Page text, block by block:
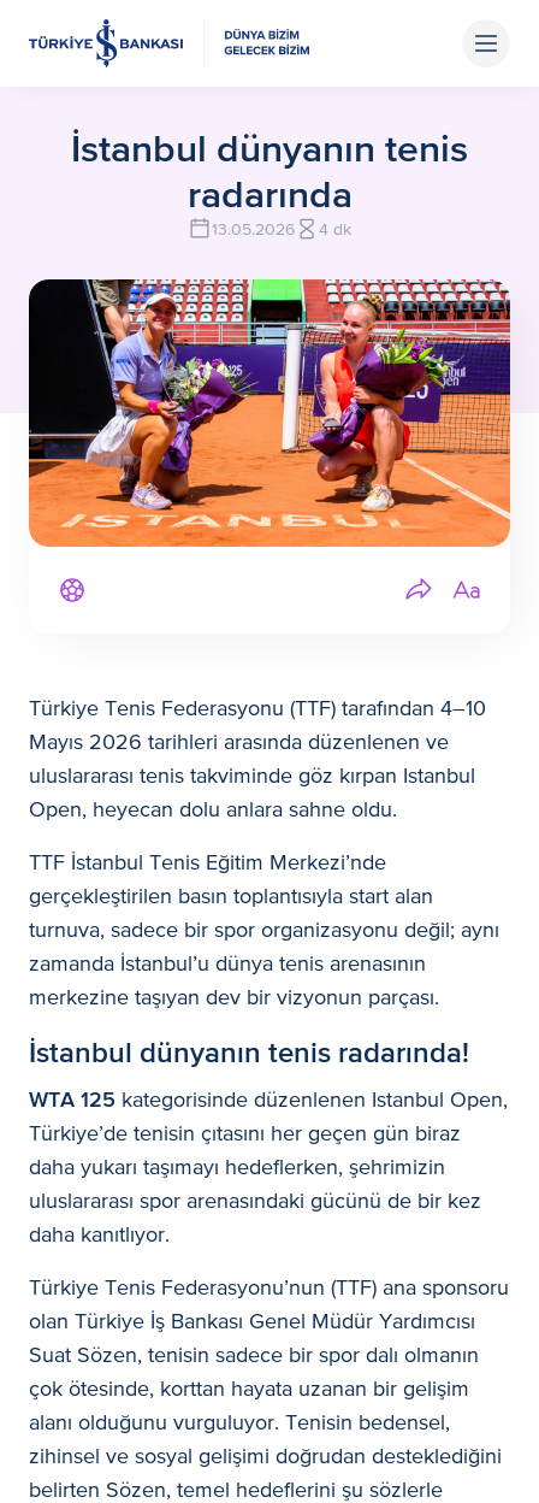
İstanbul dünyanın tenis
radarında
13.05.2026 4 dk
Türkiye Tenis Federasyonu (TTF) tarafından 4–10
Mayıs 2026 tarihleri arasında düzenlenen ve
uluslararası tenis takviminde göz kırpan Istanbul
Open, heyecan dolu anlara sahne oldu.
TTF İstanbul Tenis Eğitim Merkezi’nde
gerçekleştirilen basın toplantısıyla start alan
turnuva, sadece bir spor organizasyonu değil; aynı
zamanda İstanbul’u dünya tenis arenasının
merkezine taşıyan dev bir vizyonun parçası.
İstanbul dünyanın tenis radarında!
WTA 125 kategorisinde düzenlenen Istanbul Open,
Türkiye’de tenisin çıtasını her geçen gün biraz
daha yukarı taşımayı hedeflerken, şehrimizin
uluslararası spor arenasındaki gücünü de bir kez
daha kanıtlıyor.
Türkiye Tenis Federasyonu’nun (TTF) ana sponsoru
olan Türkiye İş Bankası Genel Müdür Yardımcısı
Suat Sözen, tenisin sadece bir spor dalı olmanın
çok ötesinde, korttan hayata uzanan bir gelişim
alanı olduğunu vurguluyor. Tenisin bedensel,
zihinsel ve sosyal gelişimi doğrudan desteklediğini
belirten Sözen, temel hedeflerini şu sözlerle